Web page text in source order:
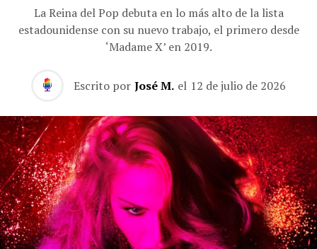
La Reina del Pop debuta en lo más alto de la lista
estadounidense con su nuevo trabajo, el primero desde
‘Madame X’ en 2019.
Escrito por José M. el 12 de julio de 2026